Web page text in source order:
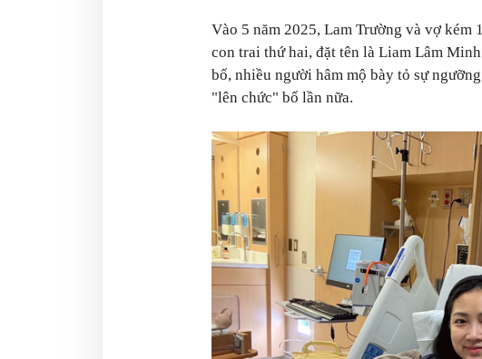
Vào 5 năm 2025, Lam Trường và vợ kém
con trai thứ hai, đặt tên là Liam Lâm
bố, nhiều người hâm mộ bày tỏ sự
"lên chức" bố lần nữa.